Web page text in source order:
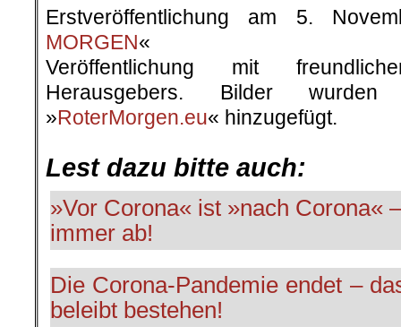
Erstveröffentlichung am 5.
MORGEN«
Veröffentlichung mit
Herausgebers. Bilder
»RoterMorgen.eu« hinzugefügt.
Lest dazu bitte auch:
»Vor Corona« ist »nach Corona«
immer ab!
Die Corona-Pandemie endet –
beleibt bestehen!